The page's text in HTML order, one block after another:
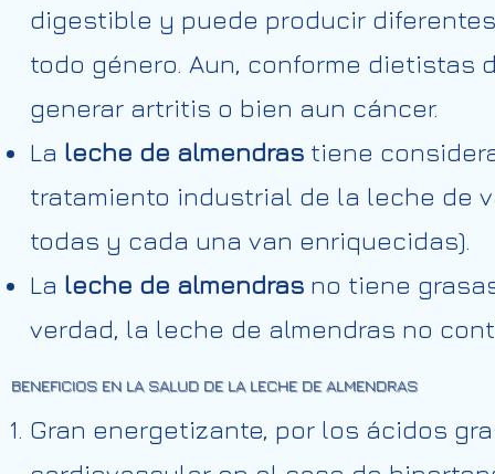
digestible y puede producir
todo género. Aun, conforme dietistas
generar artritis o bien aun cáncer.
La leche de almendras tiene
tratamiento industrial de la leche de
todas y cada una van enriquecidas).
La leche de almendras no tiene
verdad, la leche de almendras no
BENEFICIOS EN LA SALUD DE LA LECHE DE ALMENDRAS
Gran energetizante, por los ácidos